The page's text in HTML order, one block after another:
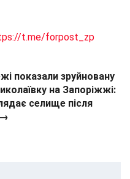
t.me/forpost_zp
показали зруйновану
на Запоріжжі:
селище після
→